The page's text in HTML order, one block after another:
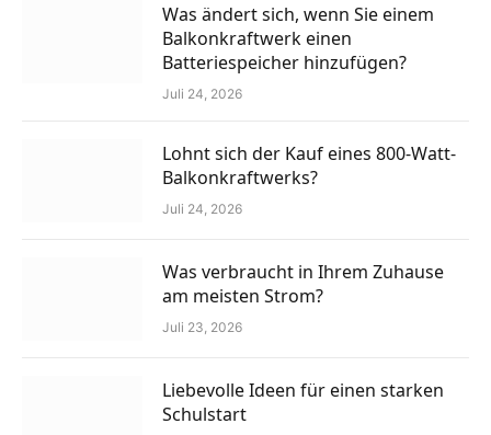
Was ändert sich, wenn Sie einem
Balkonkraftwerk einen
Batteriespeicher hinzufügen?
Juli 24, 2026
Lohnt sich der Kauf eines 800-Watt-
Balkonkraftwerks?
Juli 24, 2026
Was verbraucht in Ihrem Zuhause
am meisten Strom?
Juli 23, 2026
Liebevolle Ideen für einen starken
Schulstart